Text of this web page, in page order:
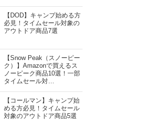
【DOD】キャンプ始める方
必見！タイムセール対象の
アウトドア商品7選
【Snow Peak（スノーピー
ク）】Amazonで買えるス
ノーピーク商品10選！一部
タイムセール対…
【コールマン】キャンプ始
める方必見！タイムセール
対象のアウトドア商品5選